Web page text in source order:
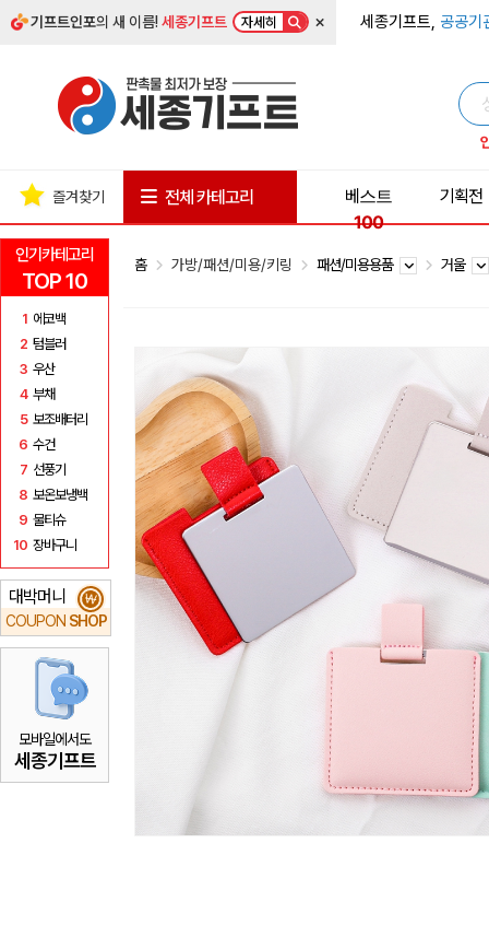
기프트인포의 새 이름!세종기프트 자세히 × 세종기프트, 공공기
인기카테고리
TOP 10
1 에코백
2 텀블러
3 우산
4 부채
5 보조배터리
6 수건
7 선풍기
8 보온보냉백
9 물티슈
10 장바구니
대박머니
COUPON SHOP
₩
모바일에서도
세종기프트
즐겨찾기 전체 카테고리
베스트
100
기획전
홈 가방/패션/미용/키링 패션/미용용품 거울